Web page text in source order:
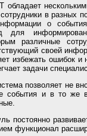
в разных
о
для
различные
своей
избежать ошибок
задачи
позволяет не
события и в то же
постоянно
функционал